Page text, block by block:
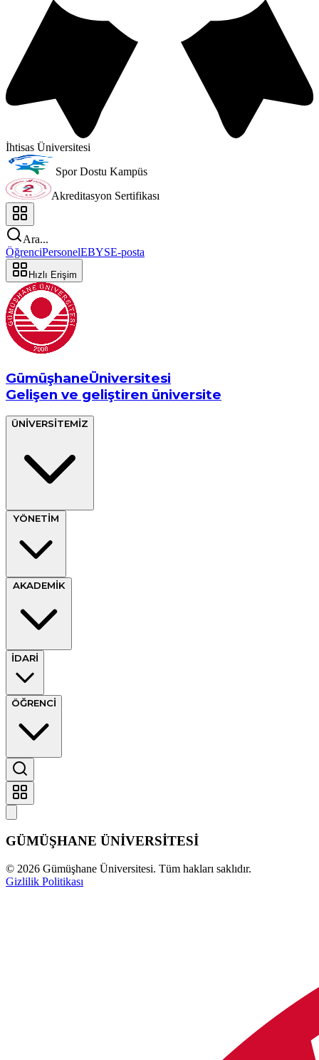
İhtisas Üniversitesi
Spor Dostu Kampüs
Akreditasyon Sertifikası
Ara...
ÖğrenciPersonelEBYSE-posta
Hızlı Erişim
GümüşhaneÜniversitesi
Gelişen ve geliştiren üniversite
ÜNİVERSİTEMİZ
AKADEMİK
İDARİ
ÖĞRENCİ
GÜMÜŞHANE ÜNİVERSİTESİ
© 2026 Gümüşhane Üniversitesi. Tüm hakları saklıdır.
Gizlilik Politikası